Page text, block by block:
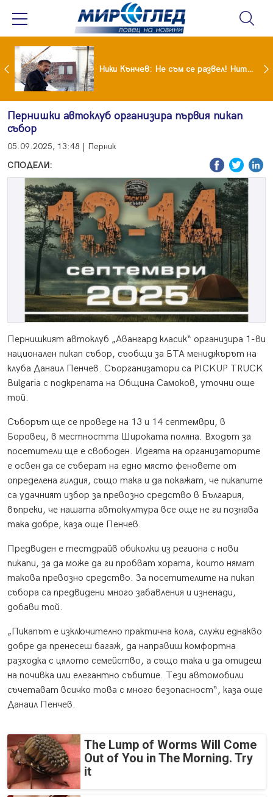
Щерката на Мария си кръцнала носа преди абитуриентския си бал Ники Кънчев: Не съм се развел! Нито явно, нито тайно
Пернишки автоклуб организира първия пикап
събор
05.09.2025, 13:48 | Перник
СПОДЕЛИ:
Пернишкият автоклуб „Авангард класик“ организира 1-ви
национален пикап събор, съобщи за БТА мениджърът на
клуба Данаил Пенчев. Съорганизатори са PICKUP TRUCK
Bulgaria с подкрепата на Община Самоков, уточни още
той.
Съборът ще се проведе на 13 и 14 септември, в
Боровец, в местността Широката поляна. Входът за
посетители ще е свободен. Идеята на организаторите
е освен да се съберат на едно място феновете от
определена гилдия, също така и да покажат, че пикапите
са удачният избор за превозно средство в България,
въпреки, че нашата автокултура все още не ги познава
така добре, каза още Пенчев.
Предвиден е тестдрайв обиколки из региона с нови
пикапи, за да може да ги пробват хората, които нямат
такова превозно средство. За посетителите на пикап
събора са предвидени много забавления и изненади,
добави той.
„Пикапът е изключително практична кола, служи еднакво
добре да пренесеш багаж, да направиш комфортна
разходка с цялото семейство, а също така и да отидеш
на почивка или елегантно събитие. Тези автомобили
съчетават всичко това с много безопасност“, каза още
Данаил Пенчев.
The Lump of Worms Will Come
Out of You in The Morning. Try
it